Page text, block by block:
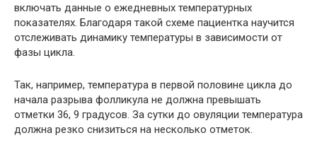
включать данные о ежедневных температурных
показателях. Благодаря такой схеме пациентка научится
отслеживать динамику температуры в зависимости от
фазы цикла.
Так, например, температура в первой половине цикла до
начала разрыва фолликула не должна превышать
отметки 36, 9 градусов. За сутки до овуляции температура
должна резко снизиться на несколько отметок.